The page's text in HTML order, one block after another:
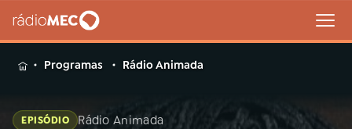
MENUProgramas Rádio Animada
EPISÓDIO Rádio Animada